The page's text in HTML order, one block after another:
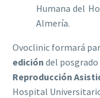
Humana del
Almería.
Ovoclinic formará
edición del posgrado
Reproducción
Hospital